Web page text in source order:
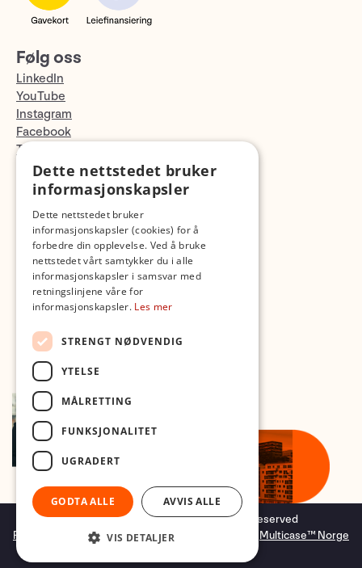
Følg oss
LinkedIn
YouTube
Instagram
Facebook
TikTok
Fotopodden
Copyright © 2026 Foto.no - All rights reserved
Forretningssystemog nettbutikkløsning
Multicase™ Norge
Dette nettstedet bruker
informasjonskapsler
Dette nettstedet bruker
informasjonskapsler (cookies) for å
forbedre din opplevelse. Ved å bruke
nettstedet vårt samtykker du i alle
informasjonskapsler i samsvar med
retningslinjene våre for
informasjonskapsler. Les mer
STRENGT NØDVENDIG
YTELSE
MÅLRETTING
FUNKSJONALITET
UGRADERT
GODTA ALLE AVVIS ALLE
VIS DETALJER